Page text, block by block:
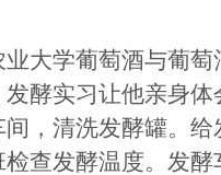
学葡萄酒与葡萄
酵实习让他亲身
，清洗发酵罐。
查发酵温度。发